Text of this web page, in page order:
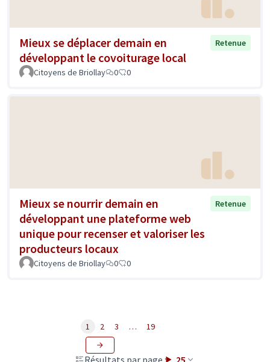
Mieux se déplacer demain en
développant le covoiturage local
Retenue
Citoyens de Briollay 0 0
Mieux se nourrir demain en
développant une plateforme web
unique pour recenser et valoriser les
producteurs locaux
Retenue
Citoyens de Briollay 0 0
Résultats par page : 25
1 2 3 … 19